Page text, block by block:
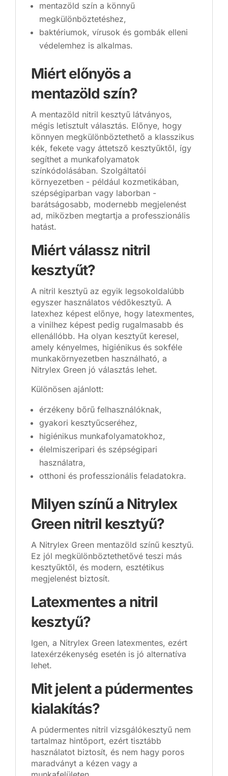
mentazöld szín a könnyű
megkülönböztetéshez,
baktériumok, vírusok és gombák elleni
védelemhez is alkalmas.
Miért előnyös a
mentazöld szín?
A mentazöld nitril kesztyű látványos,
mégis letisztult választás. Előnye, hogy
könnyen megkülönböztethető a klasszikus
kék, fekete vagy áttetsző kesztyűktől, így
segíthet a munkafolyamatok
színkódolásában. Szolgáltatói
környezetben - például kozmetikában,
szépségiparban vagy laborban -
barátságosabb, modernebb megjelenést
ad, miközben megtartja a professzionális
hatást.
Miért válassz nitril
kesztyűt?
A nitril kesztyű az egyik legsokoldalúbb
egyszer használatos védőkesztyű. A
latexhez képest előnye, hogy latexmentes,
a vinilhez képest pedig rugalmasabb és
ellenállóbb. Ha olyan kesztyűt keresel,
amely kényelmes, higiénikus és sokféle
munkakörnyezetben használható, a
Nitrylex Green jó választás lehet.
Különösen ajánlott:
érzékeny bőrű felhasználóknak,
gyakori kesztyűcseréhez,
higiénikus munkafolyamatokhoz,
élelmiszeripari és szépségipari
használatra,
otthoni és professzionális feladatokra.
Milyen színű a Nitrylex
Green nitril kesztyű?
A Nitrylex Green mentazöld színű kesztyű.
Ez jól megkülönböztethetővé teszi más
kesztyűktől, és modern, esztétikus
megjelenést biztosít.
Latexmentes a nitril
kesztyű?
Igen, a Nitrylex Green latexmentes, ezért
latexérzékenység esetén is jó alternatíva
lehet.
Mit jelent a púdermentes
kialakítás?
A púdermentes nitril vizsgálókesztyű nem
tartalmaz hintőport, ezért tisztább
használatot biztosít, és nem hagy poros
maradványt a kézen vagy a